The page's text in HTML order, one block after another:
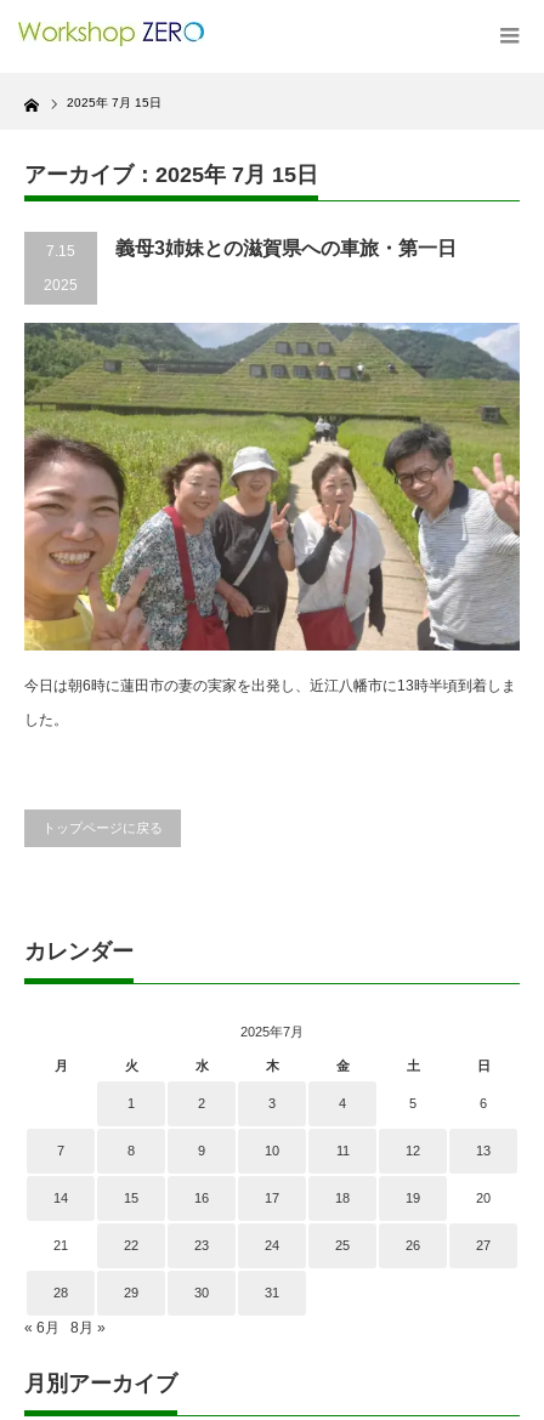
Home 2025年 7月 15日
アーカイブ：2025年 7月 15日
7.15
2025
義母3姉妹との滋賀県への車旅・第一日
今日は朝6時に蓮田市の妻の実家を出発し、近江八幡市に13時半頃到着しま
した。
トップページに戻る
カレンダー
2025年7月
月 火 水 木 金 土 日
1 2 3 4 5 6
7 8 9 10 11 12 13
14 15 16 17 18 19 20
21 22 23 24 25 26 27
28 29 30 31
« 6月 8月 »
月別アーカイブ